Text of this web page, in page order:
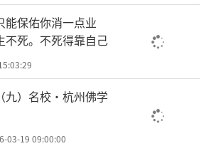
言，与坚执等皆相配属」，这
种住心，虽然状态各不相同，
就是对所缘境做到了“不散、不
能保佑你消一点业
不死。不死得靠自己
九）名校·杭州佛学
03-19 09:00:00